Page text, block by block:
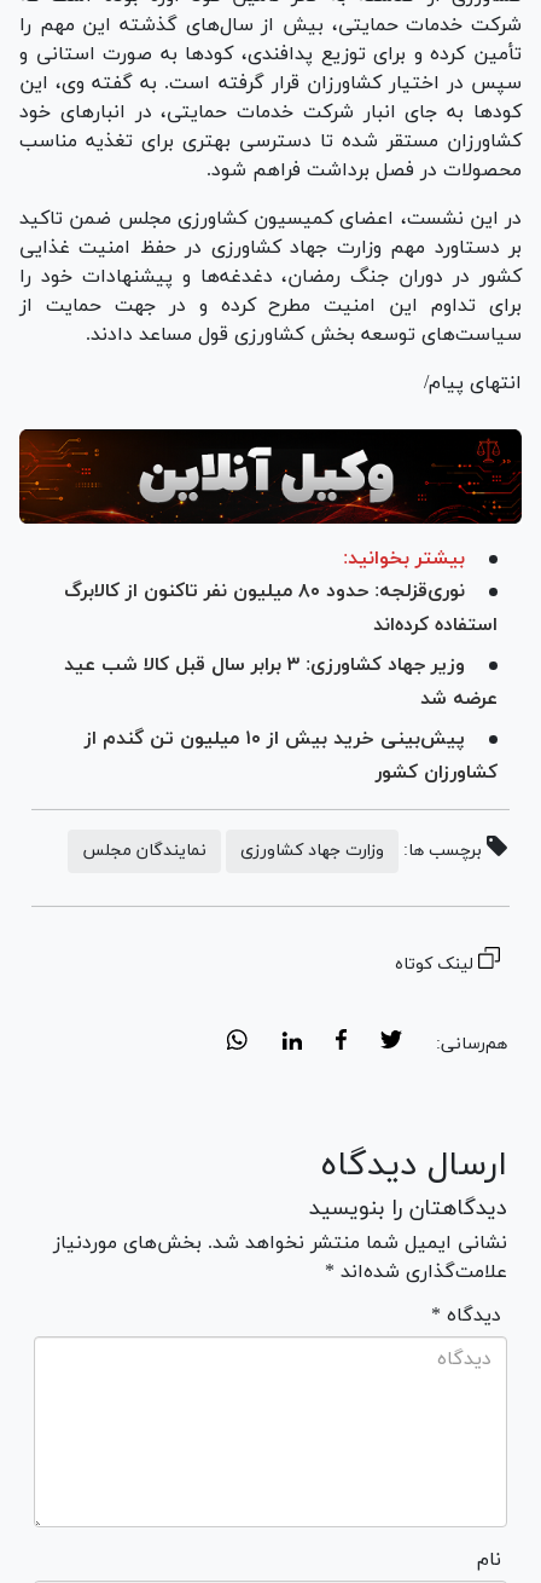
شرکت خدمات حمایتی، بیش از سال‌های گذشته این مهم را
تأمین کرده و برای توزیع پدافندی، کود‌ها به صورت استانی و
سپس در اختیار کشاورزان قرار گرفته است. به گفته وی، این
کود‌ها به جای انبار شرکت خدمات حمایتی، در انبار‌های خود
کشاورزان مستقر شده تا دسترسی بهتری برای تغذیه مناسب
محصولات در فصل برداشت فراهم شود.
در این نشست، اعضای کمیسیون کشاورزی مجلس ضمن تاکید
بر دستاورد مهم وزارت جهاد کشاورزی در حفظ امنیت غذایی
کشور در دوران جنگ رمضان، دغدغه‌ها و پیشنهادات خود را
برای تداوم این امنیت مطرح کرده و در جهت حمایت از
سیاست‌های توسعه بخش کشاورزی قول مساعد دادند.
انتهای پیام/
بیشتر بخوانید:
نوری‌قزلجه: حدود ۸۰ میلیون نفر تاکنون از کالابرگ
استفاده کرده‌اند
وزیر جهاد کشاورزی: ۳ برابر سال قبل کالا شب عید
عرضه شد
پیش‌بینی خرید بیش از ۱۰ میلیون تن گندم از
کشاورزان کشور
برچسب ها: وزارت جهاد کشاورزی نمایندگان مجلس
لینک کوتاه
هم‌رسانی:
ارسال دیدگاه
دیدگاهتان را بنویسید
نشانی ایمیل شما منتشر نخواهد شد. بخش‌های موردنیاز
علامت‌گذاری شده‌اند *
* دیدگاه
نام